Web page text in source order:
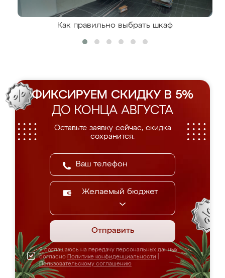
Как правильно выбрать шкаф
ФИКСИРУЕМ СКИДКУ В 5%
ДО КОНЦА АВГУСТА
Оставьте заявку сейчас, скидка
сохранится.
Желаемый бюджет
Отправить
Я соглашаюсь на передачу персональных данных
согласно Политике конфиденциальности
Пользовательскому соглашению